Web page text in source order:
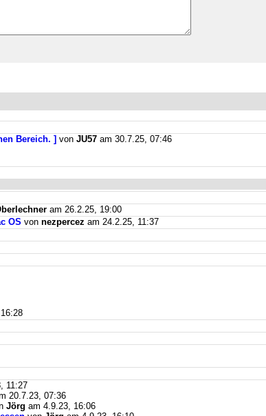
Bereich. ] von JU57 am 30.7.25, 07:46
am 26.2.25, 19:00
OS von nezpercez am 24.2.25, 11:37
11:27
20.7.23, 07:36
Jörg am 4.9.23, 16:06